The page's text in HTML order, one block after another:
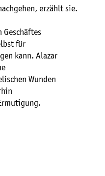
erzählt sie.
Geschäftes
für
kann. Alazar
Wunden